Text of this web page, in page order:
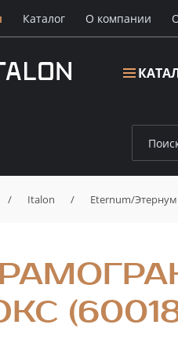
Каталог О компании
/ Italon / Eternum/Этернум